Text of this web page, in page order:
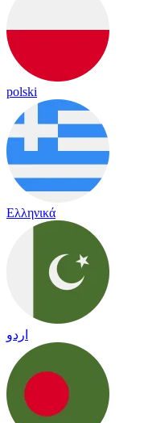
polski
Ελληνικά
اردو